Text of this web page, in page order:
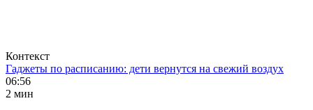
Контекст
Гаджеты по расписанию: дети вернутся на свежий воздух
06:56
2 мин